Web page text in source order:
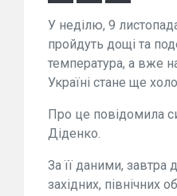
У неділю, 9
пройдуть дощі та
температура, а вже
Україні стане ще
Про це повідомила
Діденко.
За її даними, завтра
західних, північних